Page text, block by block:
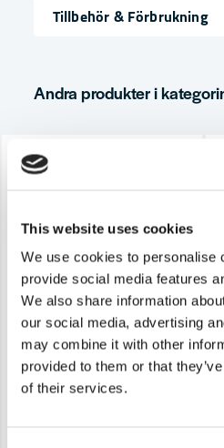
This website uses cookies
We use cookies to personalise
provide social media features
We also share information
our social media, advertising
may combine it with other
provided to them or that
of their services.
email
Skicka
Tillbehör & Förbrukning
Andra produkter i
FESTOOL
Festool Kopierring KR-D 30,0/
320,83 kr